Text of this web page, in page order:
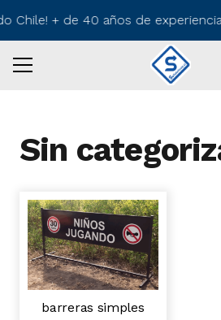
Chile! + de 40 años de
Sin
barreras simples